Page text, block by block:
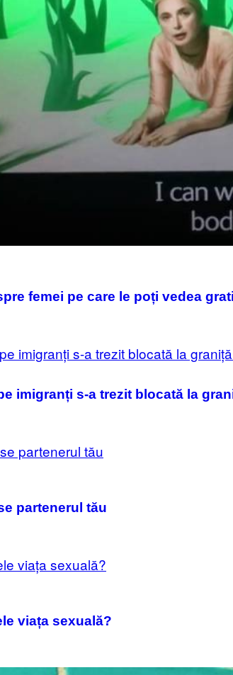
femei pe care le poți vedea
imigranți s-a trezit blocată la
partenerul tău
viața sexuală?